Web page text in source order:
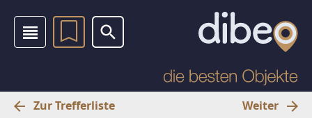
Zur Trefferliste Weiter